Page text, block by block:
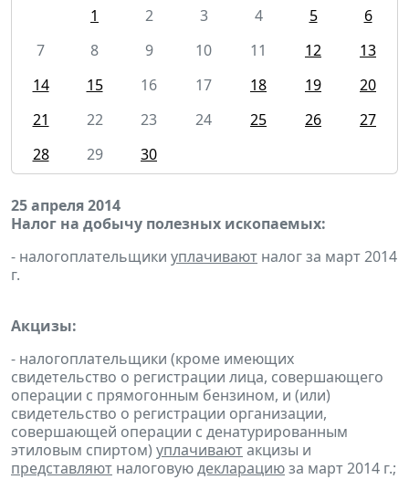
1
2 3 4 5
6
7
8 9 10 11 12
13
14
15 16 17 18 19
20
21
22 23 24 25 26
27
28
29 30
25 апреля 2014
Налог на добычу полезных ископаемых:
- налогоплательщики уплачивают налог за март 2014
г.
Акцизы:
- налогоплательщики (кроме имеющих
свидетельство о регистрации лица, совершающего
операции с прямогонным бензином, и (или)
свидетельство о регистрации организации,
совершающей операции с денатурированным
этиловым спиртом) уплачиваютакцизы и
представляют налоговуюдекларациюза март 2014 г.;